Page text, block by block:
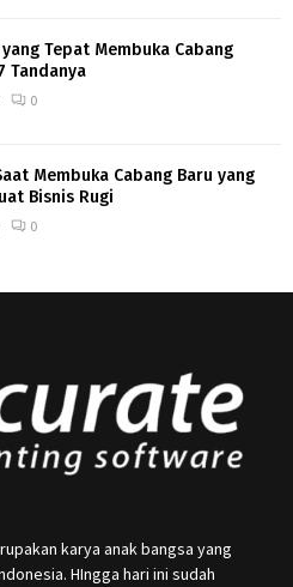
Tepat Membuka Cabang
Tandanya
0
Membuka Cabang Baru yang
Bisnis Rugi
0
karya anak bangsa yang
HIngga hari ini sudah